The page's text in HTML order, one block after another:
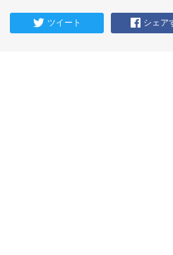
ツイート シェア